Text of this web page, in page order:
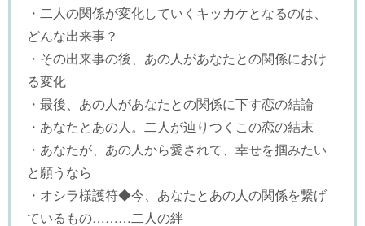
・二人の関係が変化していくキッカケとなるのは、
どんな出来事？
・その出来事の後、あの人があなたとの関係におけ
る変化
・最後、あの人があなたとの関係に下す恋の結論
・あなたとあの人。二人が辿りつくこの恋の結末
・あなたが、あの人から愛されて、幸せを掴みたい
と願うなら
・オシラ様護符◆今、あなたとあの人の関係を繋げ
ているもの………二人の絆